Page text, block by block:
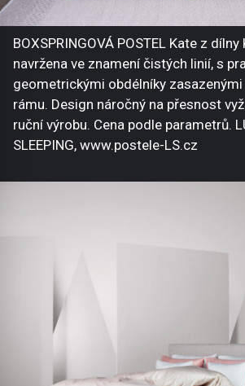
BOXSPRINGOVÁ POSTEL Kate z
navržena ve znamení čistých linií, s
geometrickými obdélníky
rámu. Design náročný na přesnost
ruční výrobu. Cena podle parametrů.
SLEEPING, www.postele-LS.cz